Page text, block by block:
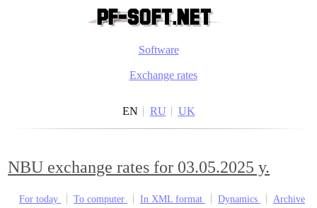
Software
Exchange rates
EN RU UK
NBU exchange rates for 03.05.2025 y.
For today To computer In XML format Dynamics Archive